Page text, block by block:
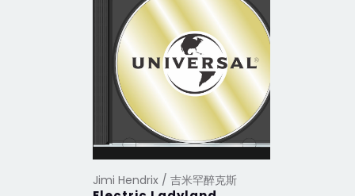
Jimi Hendrix / 吉米罕醉克斯